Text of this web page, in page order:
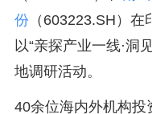
份（603223.SH）在
以“亲探产业一线·洞
地调研活动。
40余位海内外机构